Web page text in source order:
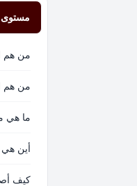
مستوى
من هم
من هم
ما هي
أين هي
كيف